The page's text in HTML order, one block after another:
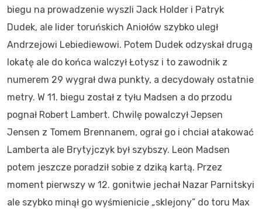
biegu na prowadzenie wyszli Jack Holder i Patryk
Dudek, ale lider toruńskich Aniołów szybko uległ
Andrzejowi Lebiediewowi. Potem Dudek odzyskał drugą
lokatę ale do końca walczył Łotysz i to zawodnik z
numerem 29 wygrał dwa punkty, a decydowały ostatnie
metry. W 11. biegu został z tyłu Madsen a do przodu
pognał Robert Lambert. Chwilę powalczył Jepsen
Jensen z Tomem Brennanem, ograł go i chciał atakować
Lamberta ale Brytyjczyk był szybszy. Leon Madsen
potem jeszcze poradził sobie z dziką kartą. Przez
moment pierwszy w 12. gonitwie jechał Nazar Parnitskyi
ale szybko minął go wyśmienicie „sklejony” do toru Max